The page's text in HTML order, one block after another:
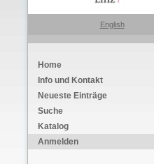
English
Home
Info und Kontakt
Neueste Einträge
Suche
Katalog
Anmelden